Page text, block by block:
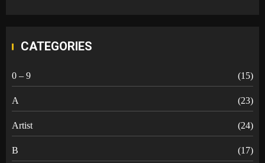
CATEGORIES
0 – 9 (15)
A (23)
Artist (24)
B (17)